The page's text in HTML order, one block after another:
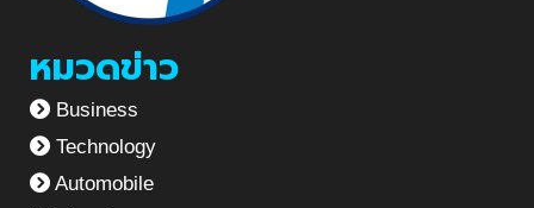
หมวดข่าว
Business
Technology
Automobile